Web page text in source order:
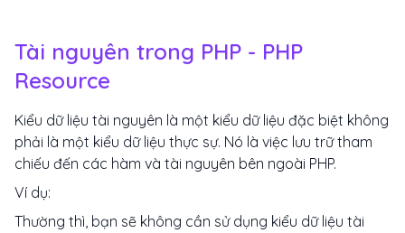
Tài nguyên trong PHP - PHP
Resource
Kiểu dữ liệu tài nguyên là một kiểu dữ liệu đặc biệt không
phải là một kiểu dữ liệu thực sự. Nó là việc lưu trữ tham
chiếu đến các hàm và tài nguyên bên ngoài PHP.
Ví dụ:
Thường thì, bạn sẽ không cần sử dụng kiểu dữ liệu tài